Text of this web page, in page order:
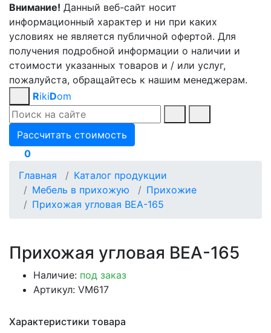
Внимание! Данный веб-сайт носит
информационный характер и ни при каких
условиях не является публичной офертой. Для
получения подробной информации о наличии и
стоимости указанных товаров и / или услуг,
пожалуйста, обращайтесь к нашим менеджерам.
RikiDom
Рассчитать стоимость
0
Главная
Каталог продукции
Мебель в прихожую
Прихожие
Прихожая угловая ВЕА-165
Прихожая угловая ВЕА-165
Наличие: под заказ
Артикул: VM617
Характеристики товара